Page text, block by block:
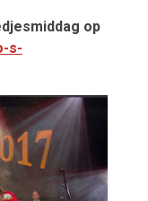
op
s-